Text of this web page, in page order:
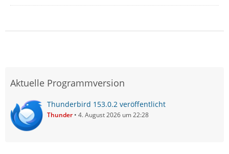
Aktuelle Programmversion
Thunderbird 153.0.2 veröffentlicht
Thunder 4. August 2026 um 22:28